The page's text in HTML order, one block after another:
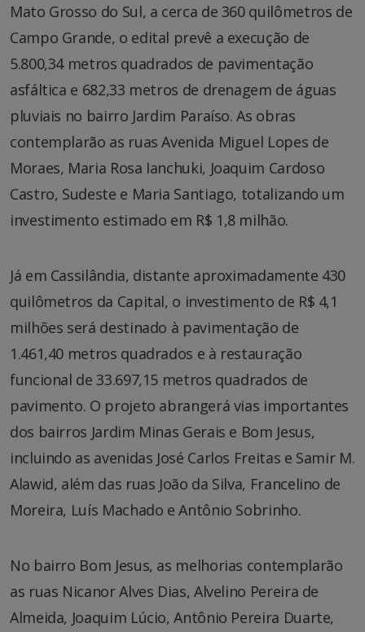
Mato Grosso do Sul, a cerca de 360 quilômetros de
Campo Grande, o edital prevê a execução de
5.800,34 metros quadrados de pavimentação
asfáltica e 682,33 metros de drenagem de águas
pluviais no bairro Jardim Paraíso. As obras
contemplarão as ruas Avenida Miguel Lopes de
Moraes, Maria Rosa Ianchuki, Joaquim Cardoso
Castro, Sudeste e Maria Santiago, totalizando um
investimento estimado em R$ 1,8 milhão.
Já em Cassilândia, distante aproximadamente 430
quilômetros da Capital, o investimento de R$ 4,1
milhões será destinado à pavimentação de
1.461,40 metros quadrados e à restauração
funcional de 33.697,15 metros quadrados de
pavimento. O projeto abrangerá vias importantes
dos bairros Jardim Minas Gerais e Bom Jesus,
incluindo as avenidas José Carlos Freitas e Samir M.
Alawid, além das ruas João da Silva, Francelino de
Moreira, Luís Machado e Antônio Sobrinho.
No bairro Bom Jesus, as melhorias contemplarão
as ruas Nicanor Alves Dias, Alvelino Pereira de
Almeida, Joaquim Lúcio, Antônio Pereira Duarte,